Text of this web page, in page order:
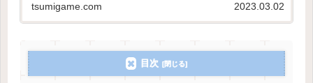
tsumigame.com 2023.03.02
目次